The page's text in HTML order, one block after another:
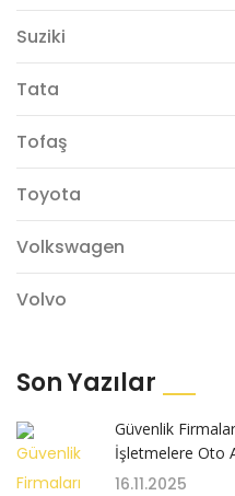
Suziki
Tata
Tofaş
Toyota
Volkswagen
Volvo
Son Yazılar
Güvenlik
İşletmelere Oto
16.11.2025